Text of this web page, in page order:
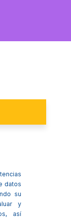
datos
su
y
así